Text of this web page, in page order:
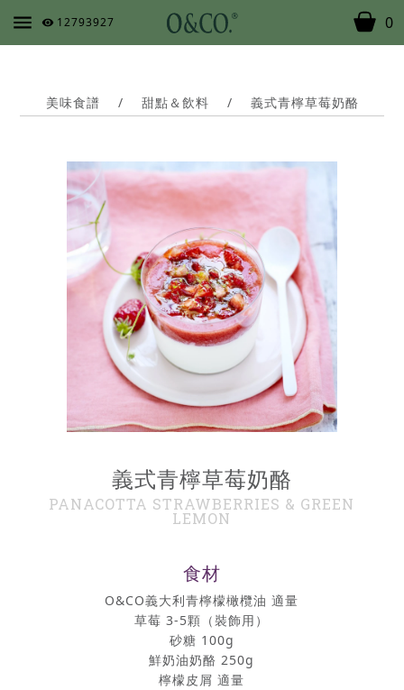
12793927 0
美味食譜 / 甜點＆飲料 / 義式青檸草莓奶酪
義式青檸草莓奶酪
PANACOTTA STRAWBERRIES & GREEN
LEMON
食材
O&CO義大利青檸檬橄欖油 適量
草莓 3-5顆（裝飾用）
砂糖 100g
鮮奶油奶酪 250g
檸檬皮屑 適量